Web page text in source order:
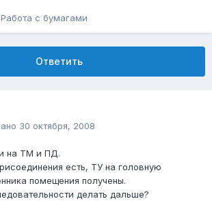
Работа с бумагами
Ответить
30 октября, 2008
на ТМ и ПД.
есть, ТУ на головную
помещения получены.
делать дальше?